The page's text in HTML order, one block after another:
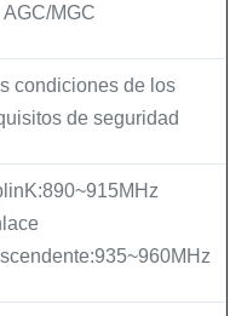
MGC
condiciones de los
de seguridad